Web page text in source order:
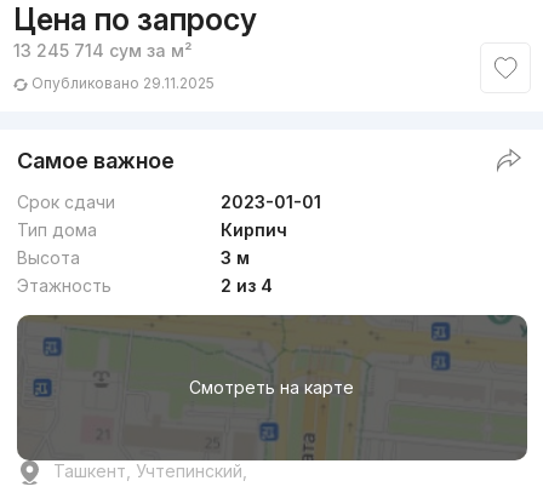
Цена по запросу
13 245 714 сум за м²
Опубликовано 29.11.2025
Самое важное
Срок сдачи
2023-01-01
Тип дома
Кирпич
Высота
3 м
Этажность
2 из 4
Смотреть на карте
Ташкент, Учтепинский,